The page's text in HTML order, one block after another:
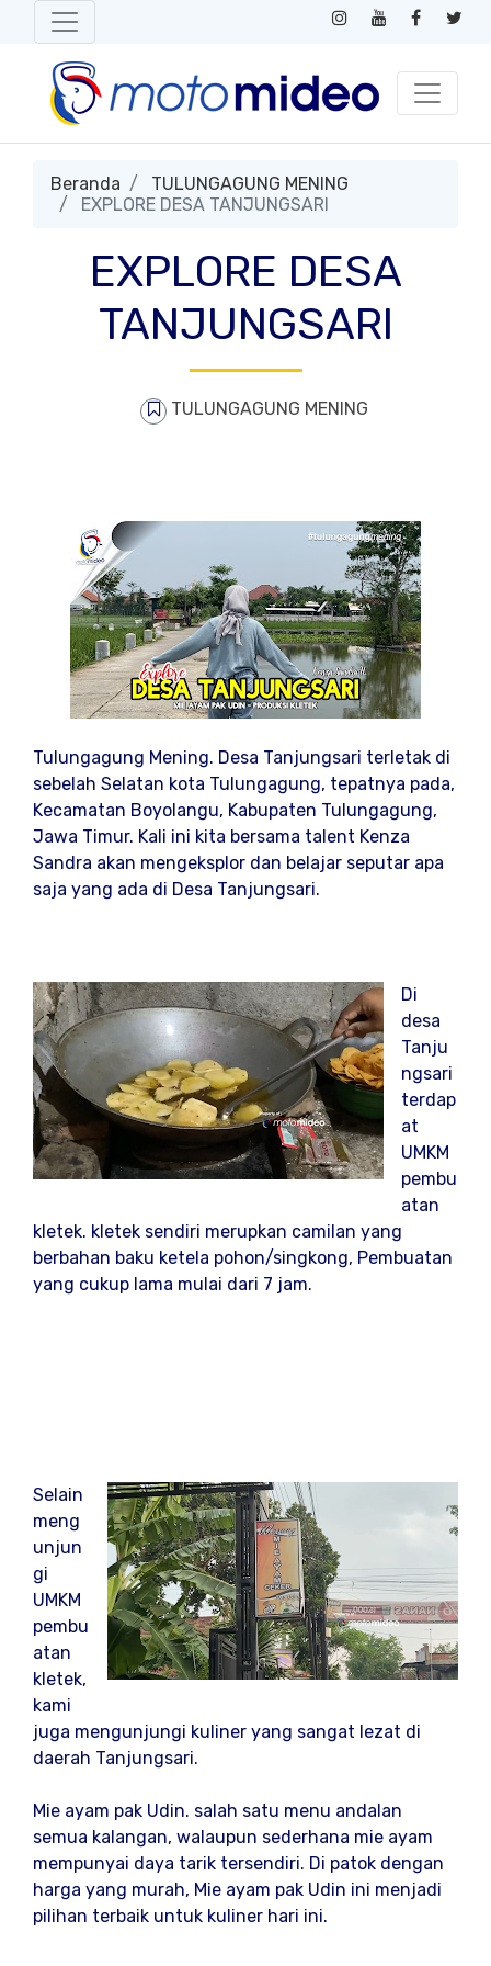
Beranda
TULUNGAGUNG MENING
EXPLORE DESA TANJUNGSARI
EXPLORE DESA
TANJUNGSARI
TULUNGAGUNG MENING
Tulungagung Mening. Desa Tanjungsari terletak di
sebelah Selatan kota Tulungagung, tepatnya pada,
Kecamatan Boyolangu, Kabupaten Tulungagung,
Jawa Timur. Kali ini kita bersama talent Kenza
Sandra akan mengeksplor dan belajar seputar apa
saja yang ada di Desa Tanjungsari.
Di
desa
Tanju
ngsari
terdap
at
UMKM
pembu
atan
kletek. kletek sendiri merupkan camilan yang
berbahan baku ketela pohon/singkong, Pembuatan
yang cukup lama mulai dari 7 jam.
Selain
meng
unjun
gi
UMKM
pembu
atan
kletek,
kami
juga mengunjungi kuliner yang sangat lezat di
daerah Tanjungsari.
Mie ayam pak Udin. salah satu menu andalan
semua kalangan, walaupun sederhana mie ayam
mempunyai daya tarik tersendiri. Di patok dengan
harga yang murah, Mie ayam pak Udin ini menjadi
pilihan terbaik untuk kuliner hari ini.